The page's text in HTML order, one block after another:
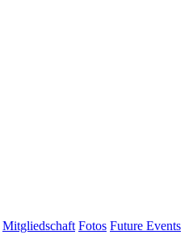
Mitgliedschaft Fotos Future Events